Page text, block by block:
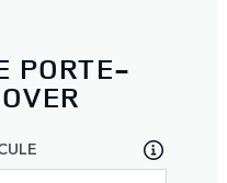
PORTE-